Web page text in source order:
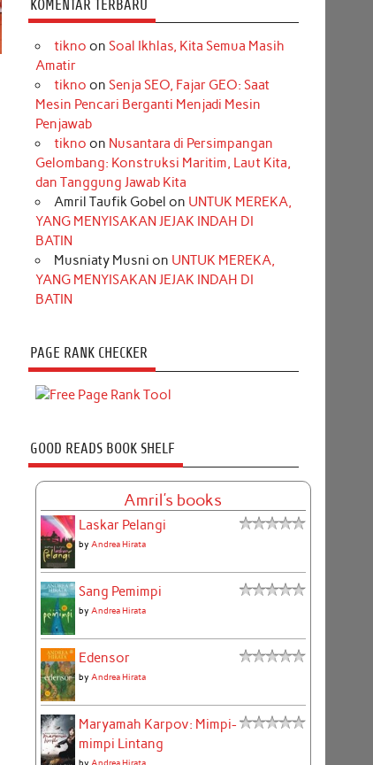
KOMENTAR TERBARU
tikno on Soal Ikhlas, Kita Semua Masih
Amatir
tikno on Senja SEO, Fajar GEO: Saat
Mesin Pencari Berganti Menjadi Mesin
Penjawab
tikno on Nusantara di Persimpangan
Gelombang: Konstruksi Maritim, Laut Kita,
dan Tanggung Jawab Kita
Amril Taufik Gobel on UNTUK MEREKA,
YANG MENYISAKAN JEJAK INDAH DI
BATIN
Musniaty Musni on UNTUK MEREKA,
YANG MENYISAKAN JEJAK INDAH DI
BATIN
PAGE RANK CHECKER
GOOD READS BOOK SHELF
Amril's books
Laskar Pelangi
by Andrea Hirata
Sang Pemimpi
by Andrea Hirata
Edensor
by Andrea Hirata
Maryamah Karpov: Mimpi-
mimpi Lintang
by Andrea Hirata